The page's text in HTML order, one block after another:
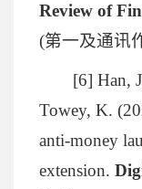
Review of
(第一及通讯
[6] Han,
Towey, K.
anti-money
extension.